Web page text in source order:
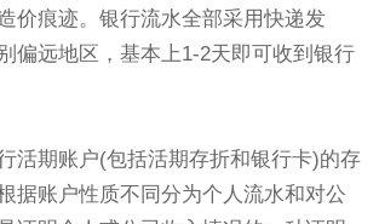
价痕迹。银行流水全部采用快递发
偏远地区，基本上1-2天即可收到银行
活期账户(包括活期存折和银行卡)的存
据账户性质不同分为个人流水和对公